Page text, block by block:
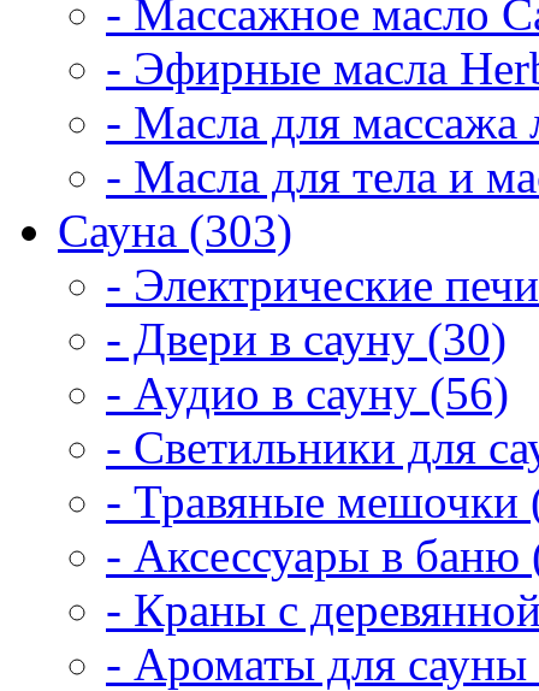
- Массажное масло
- Эфирные масла
- Масла для массажа
- Масла для тела и
Сауна (303)
- Электрические
- Двери в сауну (30)
- Аудио в сауну (56)
- Светильники для
- Травяные мешочки
- Аксессуары в баню
- Краны с
- Ароматы для